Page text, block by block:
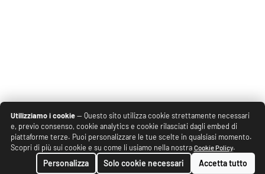
Utilizziamo i cookie— Questo sito utilizza cookie strettamente necessari
e, previo consenso, cookie analytics e cookie rilasciati dagli embed di
piattaforme terze. Puoi personalizzare le tue scelte in qualsiasi momento.
Scopri di più sui cookie e su come li usiamo nella nostra Cookie Policy.
Personalizza Solo cookie necessari Accetta tutto